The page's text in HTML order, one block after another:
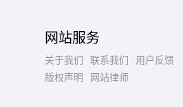
网站服务
关于我们 联系我们
用户反馈
版权声明
网站律师